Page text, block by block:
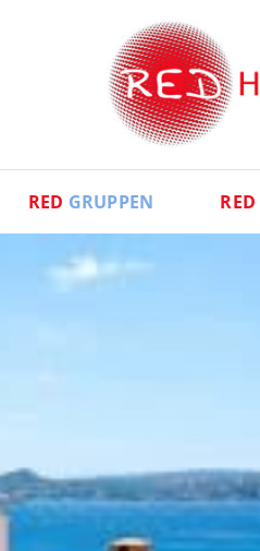
RED GRUPPEN RED